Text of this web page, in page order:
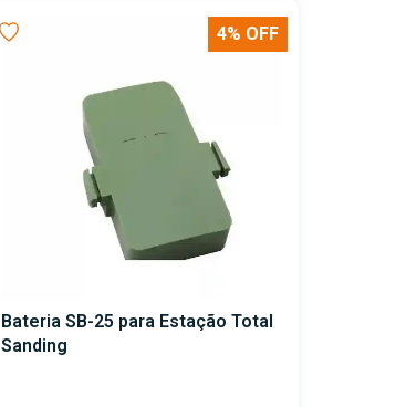
4% OFF
Bateria SB-25 para Estação Total
Sanding